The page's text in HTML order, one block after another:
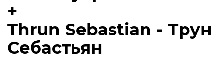
+
Thrun Sebastian - Трун
Себастьян